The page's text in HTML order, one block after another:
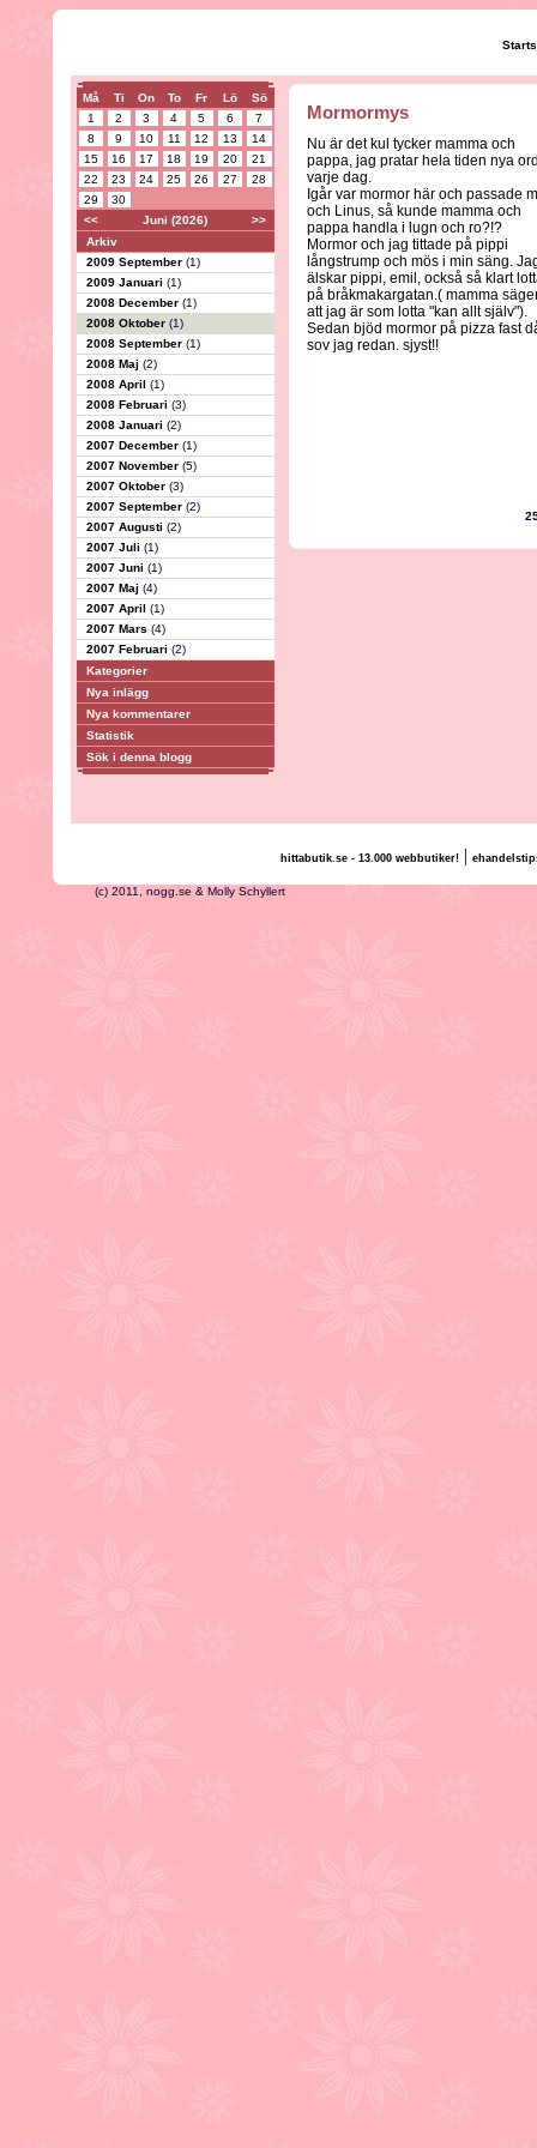
Må Ti On To Fr Lö
Sö
1
2 3 4 5 6
7
8
9 10 11 12 13
14
15
16 17 18 19 20
21
22
23 24 25 26 27
28
29
30
<<
Juni (2026)
>>
Arkiv
2009 September (1)
2009 Januari (1)
2008 December (1)
2008 Oktober (1)
2008 September (1)
2008 Maj (2)
2008 April (1)
2008 Februari (3)
2008 Januari (2)
2007 December (1)
2007 November (5)
2007 Oktober (3)
2007 September (2)
2007 Augusti (2)
2007 Juli (1)
2007 Juni (1)
2007 Maj (4)
2007 April (1)
2007 Mars (4)
2007 Februari (2)
Kategorier
Nya inlägg
Nya kommentarer
Statistik
Sök i denna blogg
Mormormys
Nu är det kul tycker mamma och
pappa, jag pratar hela tiden nya
varje dag.
Igår var mormor här och passade
och Linus, så kunde mamma och
pappa handla i lugn och ro?!?
Mormor och jag tittade på pippi
långstrump och mös i min säng.
älskar pippi, emil, också så klart
på bråkmakargatan.( mamma
att jag är som lotta "kan allt själv").
Sedan bjöd mormor på pizza fast
sov jag redan. sjyst!!
hittabutik.se - 13.000 webbutiker!|
(c) 2011, nogg.se & Molly Schyllert